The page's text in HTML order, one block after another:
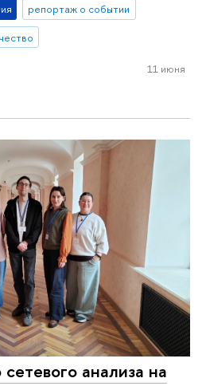
репортаж о событии
11 июня
анализа на